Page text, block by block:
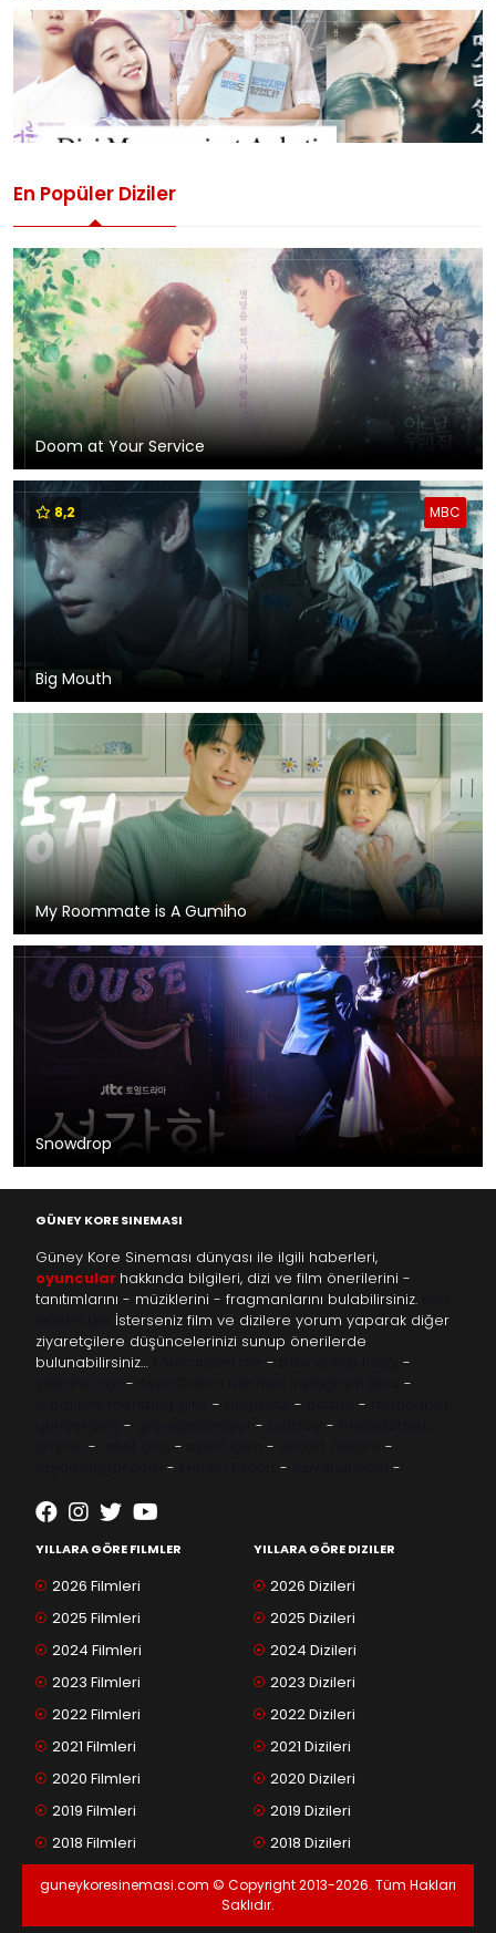
En Popüler Diziler
Doom at Your Service
MBC
8,2
Big Mouth
My Roommate is A Gumiho
Snowdrop
GÜNEY KORE SINEMASI
Güney Kore Sineması dünyası ile ilgili haberleri,
oyuncular hakkında bilgileri, dizi ve film önerilerini -
tanıtımlarını - müziklerini - fragmanlarını bulabilirsiniz.
İsterseniz film ve dizilere yorum yaparak diğer
ziyaretçilere düşüncelerinizi sunup önerilerde
bulunabilirsiniz…
-
-
-
-
- - -
- - -
- - -
-
- - -
YILLARA GÖRE FILMLER
2026 Filmleri
2025 Filmleri
2024 Filmleri
2023 Filmleri
2022 Filmleri
2021 Filmleri
2020 Filmleri
2019 Filmleri
2018 Filmleri
YILLARA GÖRE DIZILER
2026 Dizileri
2025 Dizileri
2024 Dizileri
2023 Dizileri
2022 Dizileri
2021 Dizileri
2020 Dizileri
2019 Dizileri
2018 Dizileri
guneykoresinemasi.com © Copyright 2013-2026. Tüm Hakları
Saklıdır.